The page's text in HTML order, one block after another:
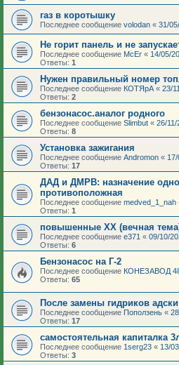
газ в коротышку
Последнее сообщение volodan « 31/
Не горит панель и не
Последнее сообщение McEr « 14/05/
Ответы: 1
Нужен правильный номер
Последнее сообщение КОТЯрА « 23/
Ответы: 2
бензонасос.аналог родного
Последнее сообщение Slimbut « 26/11/
Ответы: 8
Установка зажигания
Последнее сообщение Andromon «
Ответы: 17
ДАД и ДМРВ: назначение
противоположная
Последнее сообщение medved_1_nah
Ответы: 1
повышенные ХХ (вечная
Последнее сообщение e371 « 09/10/
Ответы: 6
Бензонасос на Г-2
Последнее сообщение КОНЕЗАВОД
Ответы: 65
После замены гидриков
Последнее сообщение Поползень «
Ответы: 17
самостоятельная капиталка
Последнее сообщение 1serg23 « 13/
Ответы: 3